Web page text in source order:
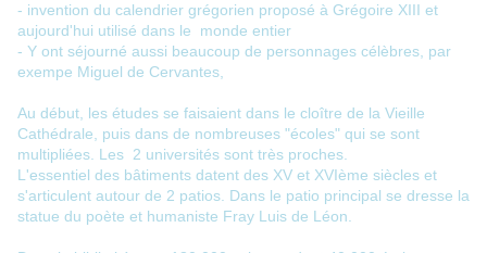
- invention du calendrier grégorien proposé à Grégoire XIII et
aujourd'hui utilisé dans le monde entier
- Y ont séjourné aussi beaucoup de personnages célèbres, par
exempe Miguel de Cervantes,
Au début, les études se faisaient dans le cloître de la Vieille
Cathédrale, puis dans de nombreuses "écoles" qui se sont
multipliées. Les 2 universités sont très proches.
L'essentiel des bâtiments datent des XV et XVIème siècles et
s'articulent autour de 2 patios. Dans le patio principal se dresse la
statue du poète et humaniste Fray Luis de Léon.